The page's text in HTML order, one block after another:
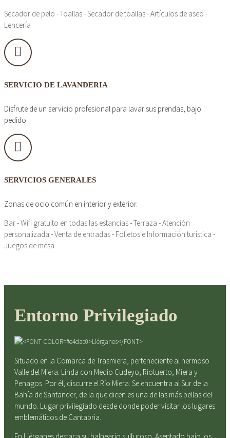
Secador de pelo - Toallas - Secador de toallas - Artículos de aseo -
Lencería
SERVICIO DE LAVANDERIA
Disfrute de un servicio profesional para lavar sus prendas, bajo
pedido.
SERVICIOS GENERALES
Zonas de ocio común en interior y exterior.
Bar - Wifi gratuito en todas las estancias - Terraza - Atención
personalizada - Venta de entradas - Folletos e Información turística -
Juegos de mesa
Entorno Privilegiado
Situado en la Comarca de Trasmiera, perteneciente al hermoso
Valle del Miera. Linda con Medio Cudeyo, Riotuerto, Miera y
Penagos. Por él, discurre el Río Miera. Se encuentra al Sur de la
Bahía de Santander, de la que dicen es una de las más bellas del
mundo. Lugar privilegiado desde donde poder visitar los lugares
emblemáticos de Cantabria.